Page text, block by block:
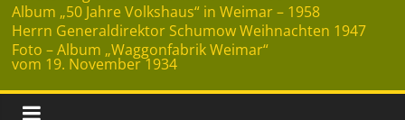
Album „50 Jahre Volkshaus“ in Weimar – 1958
Herrn Generaldirektor Schumow Weihnachten 1947
Foto – Album „Waggonfabrik Weimar“
vom 19. November 1934